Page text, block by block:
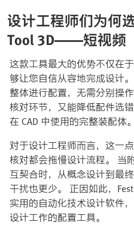
设计工程师们为何
Tool 3D——短视频
这款工具最大的优势不仅在
够让您自信从容地完成设计
整体进行配置，无需分别操
核对环节，又能降低配件选
在 CAD 中使用的完整装配体。
对于设计工程师而言，这一
核对都会拖慢设计流程。 当
互契合时，从概念设计到最
干扰也更少。 正因如此，
实用的自动化技术设计软件
设计工作的配置工具。